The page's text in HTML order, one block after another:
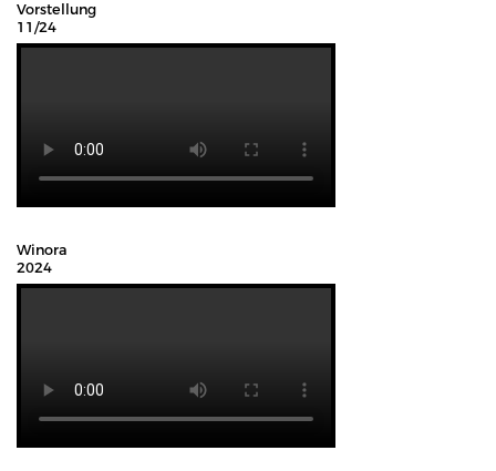
Vorstellung
11/24
Winora
2024